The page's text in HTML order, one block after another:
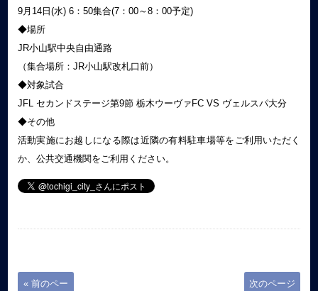
9月14日(水) 6：50集合(7：00～8：00予定)
◆場所
JR小山駅中央自由通路
（集合場所：JR小山駅改札口前）
◆対象試合
JFL セカンドステージ第9節 栃木ウーヴァFC VS ヴェルスパ大分
◆その他
活動実施にお越しになる際は近隣の有料駐車場等をご利用いただく
か、公共交通機関をご利用ください。
« 前のペー
次のページ